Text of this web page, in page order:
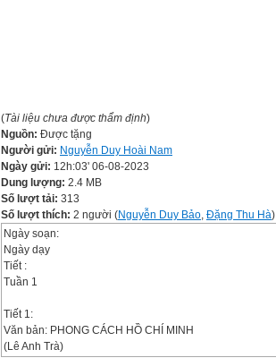
(Tài liệu chưa được thẩm định)
Nguồn: Được tặng
Người gửi: Nguyễn Duy Hoài Nam
Ngày gửi: 12h:03' 06-08-2023
Dung lượng: 2.4 MB
Số lượt tải: 313
Số lượt thích: 2 người (Nguyễn Duy Bảo, Đặng Thu Hà)
Ngày soạn:
Ngày dạy
Tiết :
Tuần 1
Tiết 1:
Văn bản: PHONG CÁCH HỒ CHÍ MINH
(Lê Anh Trà)